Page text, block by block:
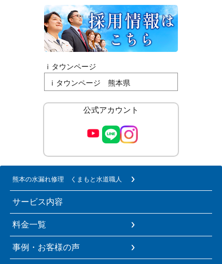
ｉタウンページ
ｉタウンページ 熊本県
公式アカウント
熊本の水漏れ修理 くまもと水道職人
サービス内容
料金一覧
事例・お客様の声